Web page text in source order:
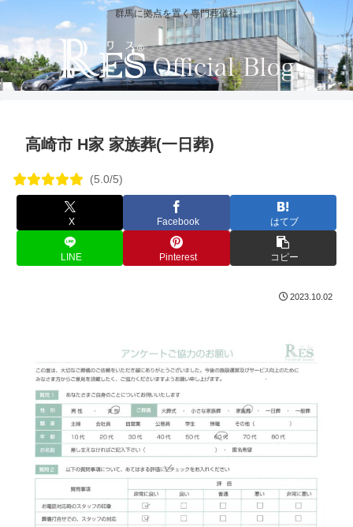
群馬に拠点を置く専門葬儀社
高崎市 H家 家族葬(一日葬)
(5.0/5)
X Facebook はてブ
LINE Pinterest コピー
2023.10.02